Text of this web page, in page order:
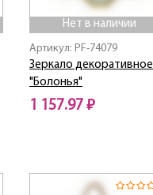
Нет в наличии
Артикул: PF-74079
Зеркало декоративное
"Болонья"
1 157.97 ₽